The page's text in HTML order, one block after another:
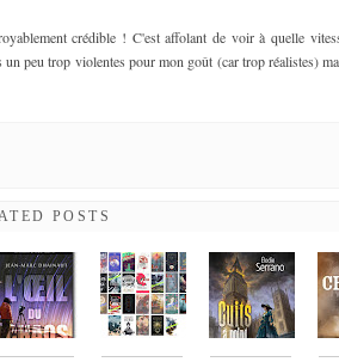
crédible ! C'est affolant de voir à quelle
un peu trop violentes pour mon goût (car trop réalistes)
POSTS